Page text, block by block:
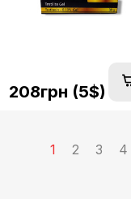
208грн (5$)
1 2 3 4